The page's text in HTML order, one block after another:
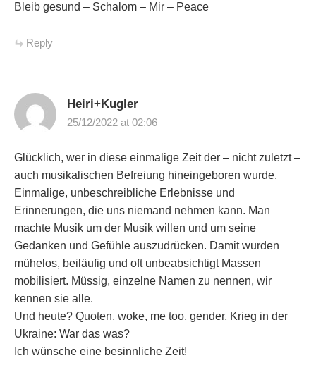
Bleib gesund – Schalom – Mir – Peace
Reply
Heiri+Kugler
25/12/2022 at 02:06
Glücklich, wer in diese einmalige Zeit der – nicht zuletzt –
auch musikalischen Befreiung hineingeboren wurde.
Einmalige, unbeschreibliche Erlebnisse und
Erinnerungen, die uns niemand nehmen kann. Man
machte Musik um der Musik willen und um seine
Gedanken und Gefühle auszudrücken. Damit wurden
mühelos, beiläufig und oft unbeabsichtigt Massen
mobilisiert. Müssig, einzelne Namen zu nennen, wir
kennen sie alle.
Und heute? Quoten, woke, me too, gender, Krieg in der
Ukraine: War das was?
Ich wünsche eine besinnliche Zeit!